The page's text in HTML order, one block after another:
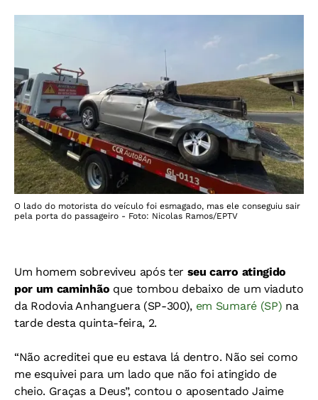
O lado do motorista do veículo foi esmagado, mas ele conseguiu sair
pela porta do passageiro - Foto: Nicolas Ramos/EPTV
Um homem sobreviveu após ter seu carro atingido
por um caminhão que tombou debaixo de um viaduto
da Rodovia Anhanguera (SP-300), em Sumaré (SP) na
tarde desta quinta-feira, 2.
“Não acreditei que eu estava lá dentro. Não sei como
me esquivei para um lado que não foi atingido de
cheio. Graças a Deus”, contou o aposentado Jaime